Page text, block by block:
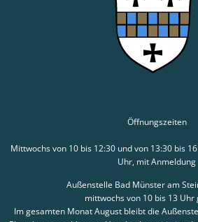
Öffnungszeiten
Mittwochs von 10 bis 12:30 und von 13:30 bis
Uhr, mit Anmeldung
Außenstelle Bad Münster am
mittwochs von 10 bis 13 Uhr
Im gesamten Monat August bleibt die